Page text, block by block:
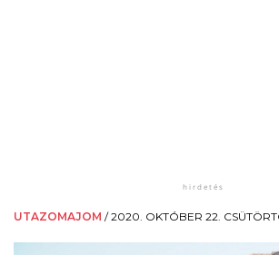
UTAZOMAJOM /2020. OKTÓBER 22.